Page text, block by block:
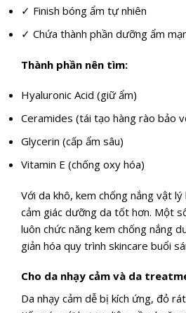
✓ Finish bóng ẩm tự nhiên
✓ Chứa thành phần dưỡng ẩm
Thành phần nên tìm:
Hyaluronic Acid (giữ ẩm)
Ceramides (tái tạo hàng rào bảo
Glycerin (cấp ẩm sâu)
Vitamin E (chống oxy hóa)
Với da khô, kem chống nắng vật
cảm giác dưỡng da tốt hơn. Một
luôn chức năng kem chống nắng
giản hóa quy trình skincare buổi
Cho da nhạy cảm và da
Da nhạy cảm dễ bị kích ứng, đỏ